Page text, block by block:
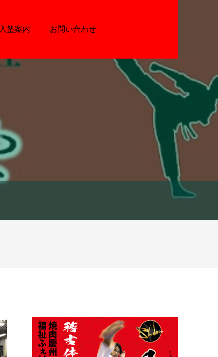
入塾案内 お問い合わせ